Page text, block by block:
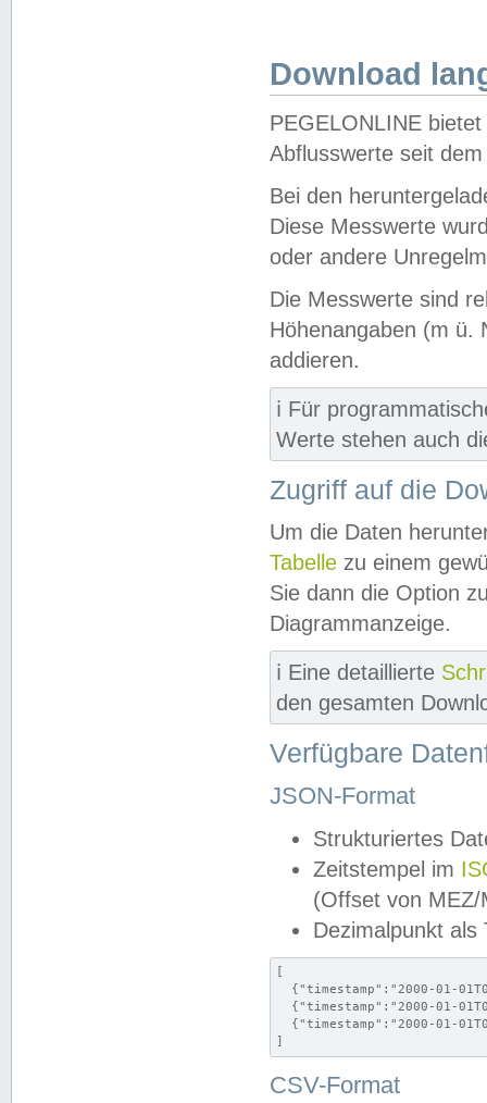
Download
PEGELONLINE
Abflusswerte seit
Bei den
Diese Messwerte
oder andere
Die Messwerte sind
Höhenangaben (m ü.
addieren.
ℹ️ Für
Werte stehen auch
Zugriff auf die
Um die Daten
Tabelle zu einem
Sie dann die Option
Diagrammanzeige.
ℹ️ Eine detaillierte
den gesamten
Verfügbare
JSON-Format
Strukturiertes
Zeitstempel im
(Offset von MEZ/
Dezimalpunkt als
[
{"timestamp":"2000-01-
{"timestamp":"2000-01-
{"timestamp":"2000-01-
]
CSV-Format